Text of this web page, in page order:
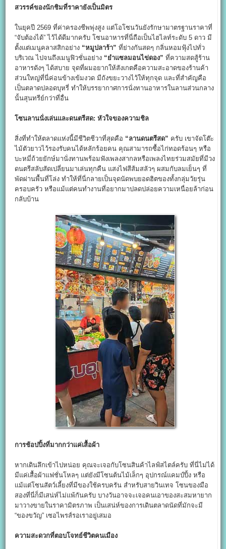
สวรรค์ของนักชิมที่ราคายังเป็นมิตร
ในยุคปี 2569 ที่ค่าครองชีพพุ่งสูง แต่โอโซนวันยังรักษามาตรฐานราคาที่
“จับต้องได้” ไว้ได้ดีมากครับ โซนอาหารที่นี่ถือเป็นไฮไลท์ระดับ 5 ดาว มี
ตั้งแต่เมนูคลาสสิกอย่าง “หมูปลาร้า” ที่ย่างกันสดๆ กลิ่นหอมฟุ้งไปทั่ว
บริเวณ ไปจนถึงเมนูฟิวชั่นอย่าง “ยำแซลมอนไข่ดอง” ที่ความสดสู้ร้าน
อาหารดังๆ ได้สบาย จุดที่ผมอยากให้สังเกตคือความสะอาดของร้านค้า
ส่วนใหญ่ที่นี่ค่อนข้างเข้มงวด มีถังขยะวางไว้ให้ทุกจุด และที่สำคัญคือ
เป็นตลาดปลอดบุหรี่ ทำให้บรรยากาศการนั่งทานอาหารในลานส่วนกลาง
นั้นสุนทรีย์กว่าที่อื่น
โซนลานนั่งเล่นและดนตรีสด: หัวใจของความชิล
สิ่งที่ทำให้ตลาดแห่งนี้มีชีวิตชีวาที่สุดคือ “ลานดนตรีสด” ครับ เขาจัดโต๊ะ
ไม้ตัวยาวไว้รองรับคนได้หลักร้อยคน คุณสามารถซื้อไก่ทอดร้อนๆ หรือ
บะหมี่ถ้วยยักษ์มานั่งทานพร้อมฟังเพลงสากลหรือเพลงไทยร่วมสมัยที่มีวง
ดนตรีสลับสัดเปลี่ยนมาเล่นทุกคืน แสงไฟสีส้มสลัวๆ ผสมกับลมเย็นๆ ที่
พัดผ่านพื้นที่โล่ง ทำให้ที่นี่กลายเป็นจุดนัดพบยอดฮิตของทั้งกลุ่มวัยรุ่น
ครอบครัว หรือแม้แต่คนทำงานที่อยากมาปลดปล่อยความเหนื่อยล้าก่อน
กลับบ้าน
การช้อปปิ้งที่มากกว่าแค่เสื้อผ้า
หากเดินลึกเข้าไปหน่อย คุณจะเจอกับโซนสินค้าไลฟ์สไตล์ครับ ที่นี่ไม่ได้
มีแค่เสื้อผ้าแฟชั่นโหลๆ แต่ยังมีโซนต้นไม้เล็กๆ อุปกรณ์แคมป์ปิ้ง หรือ
แม้แต่โซนสัตว์เลี้ยงที่มีของใช้ครบครัน สำหรับสายวินเทจ โซนของมือ
สองที่นี่ก็มีเสน่ห์ไม่แพ้กันครับ บางวันอาจจะเจอคนเอาของสะสมหายาก
มาวางขายในราคามิตรภาพ เป็นเสน่ห์ของการเดินตลาดนัดที่มักจะมี
“ของขวัญ” เซอไพรส์รอเราอยู่เสมอ
ความสะดวกที่ตอบโจทย์ชีวิตคนเมือง